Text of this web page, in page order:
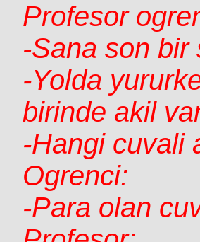
Profesor
-Sana son bir
-Yolda
birinde akil
-Hangi cuvali
Ogrenci:
-Para olan